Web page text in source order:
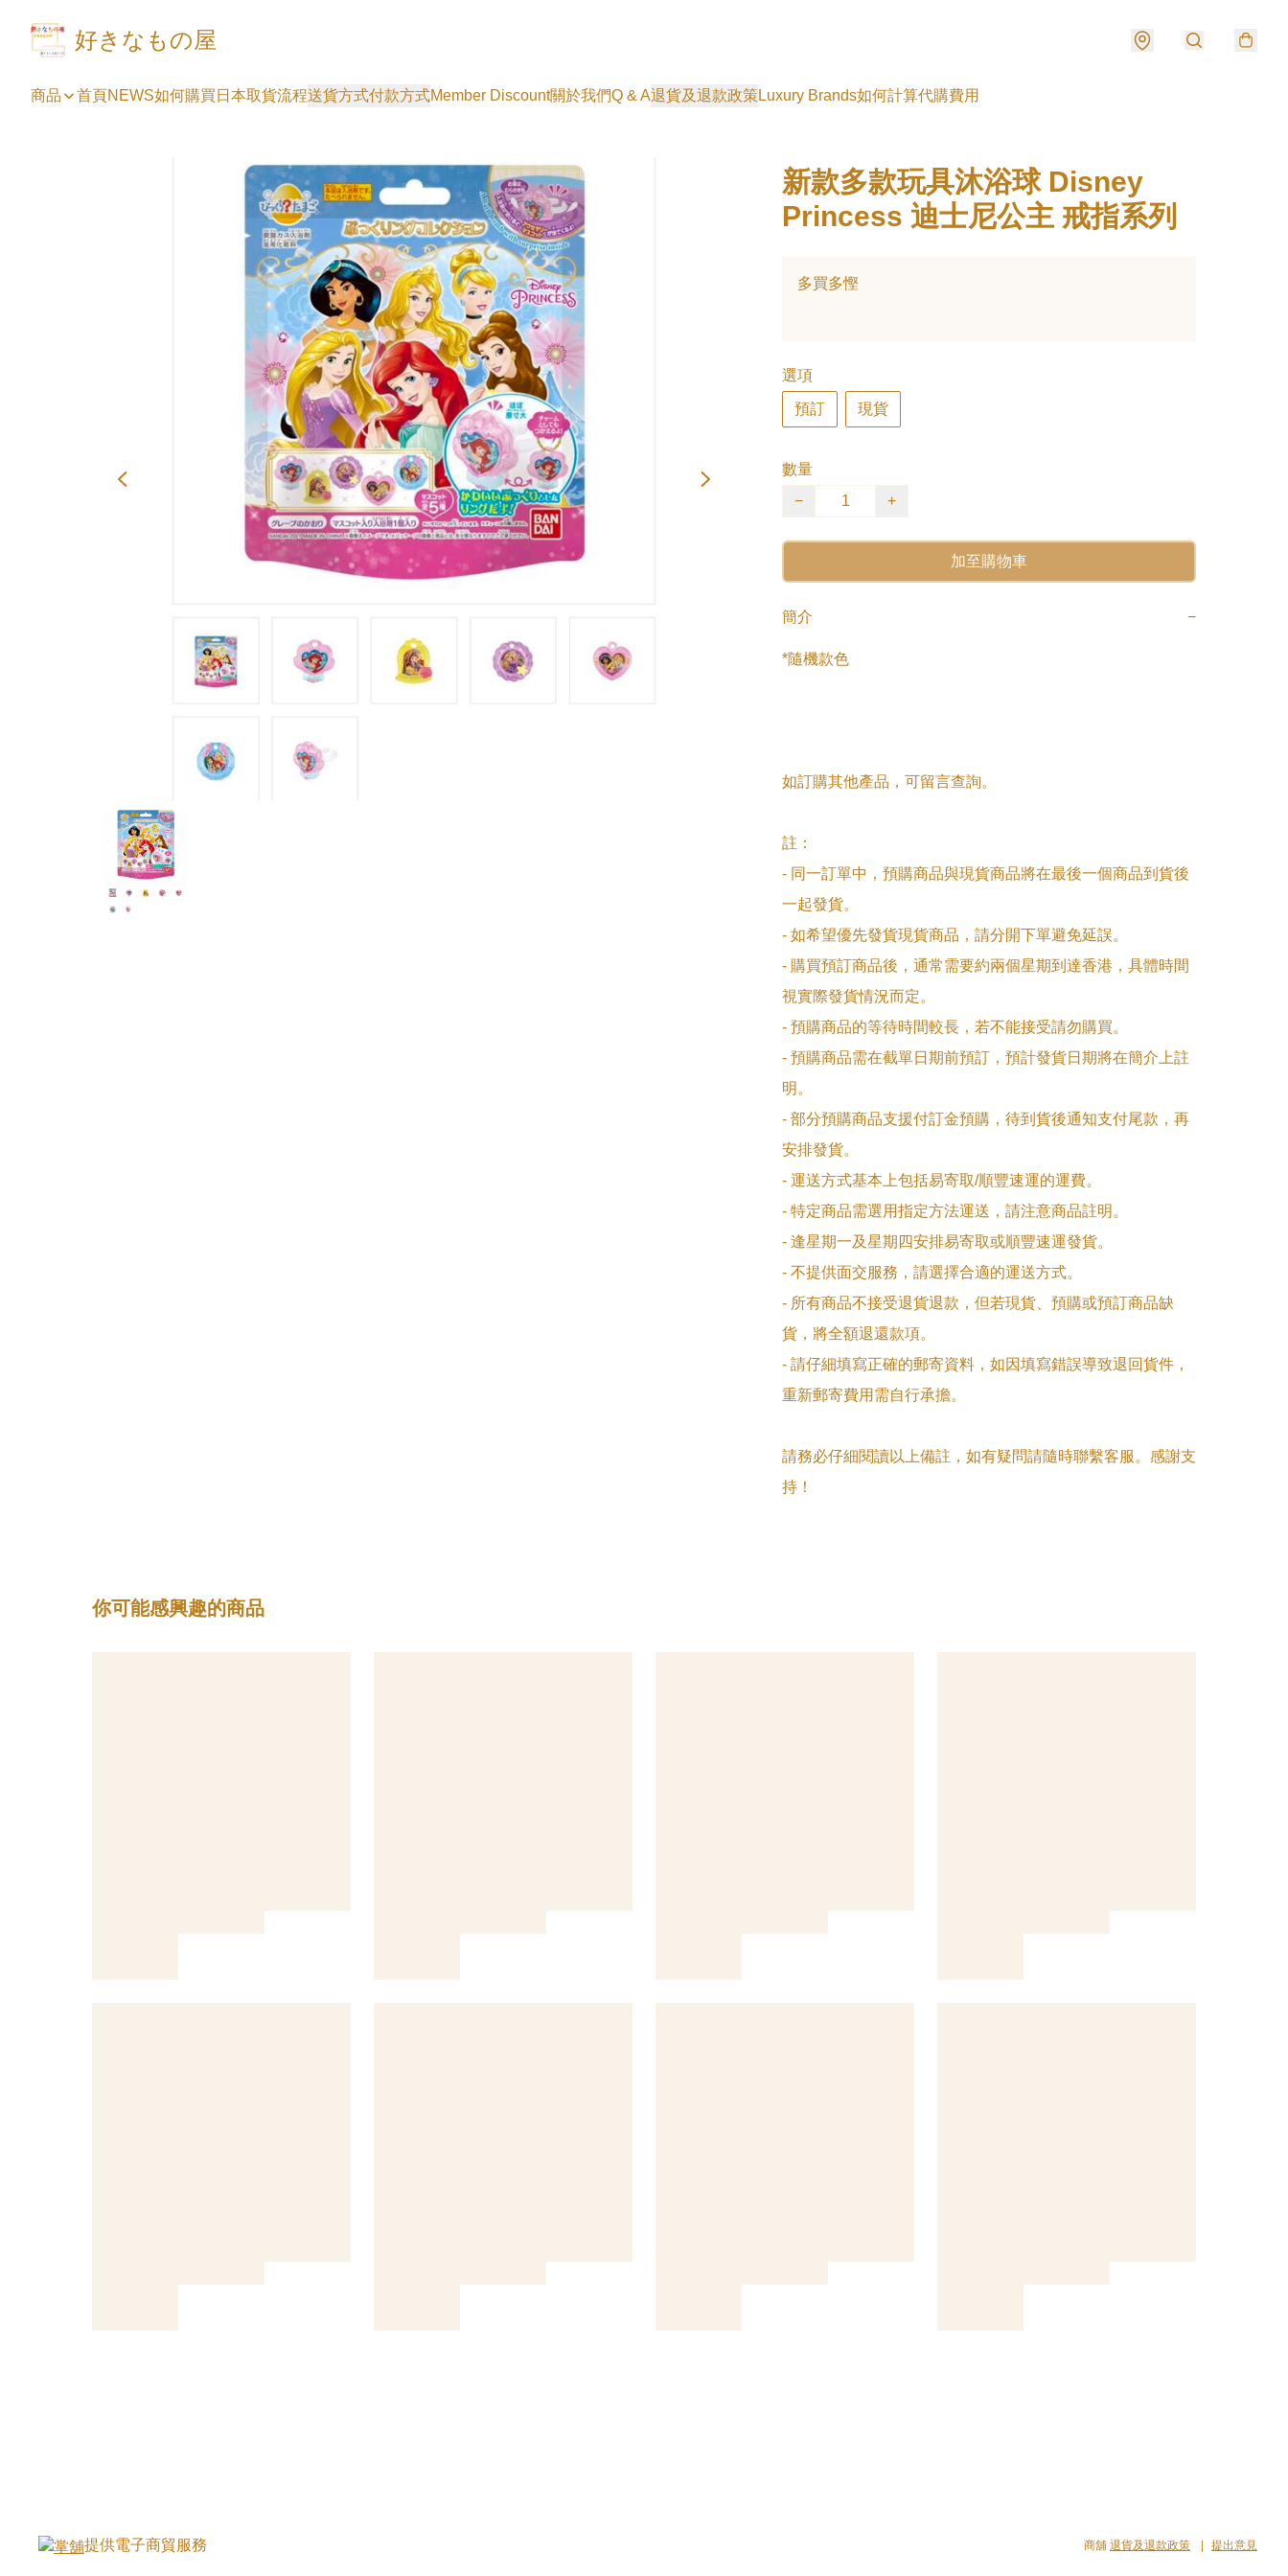
好きなもの屋
商品 首頁NEWS如何購買 日本取貨流程送貨方式付款方式Member Discount關於我們Q & A退貨及退款政策Luxury Brands如何計算代購費用
新款多款玩具沐浴球 Disney
Princess 迪士尼公主 戒指系列
多買多慳
選項
預訂 現貨
數量
−
+
加至購物車
簡介 −
*隨機款色
如訂購其他產品，可留言查詢。
註：
- 同一訂單中，預購商品與現貨商品將在最後一個商品到貨後
一起發貨。
- 如希望優先發貨現貨商品，請分開下單避免延誤。
- 購買預訂商品後，通常需要約兩個星期到達香港，具體時間
視實際發貨情況而定。
- 預購商品的等待時間較長，若不能接受請勿購買。
- 預購商品需在截單日期前預訂，預計發貨日期將在簡介上註
明。
- 部分預購商品支援付訂金預購，待到貨後通知支付尾款，再
安排發貨。
- 運送方式基本上包括易寄取/順豐速運的運費。
- 特定商品需選用指定方法運送，請注意商品註明。
- 逢星期一及星期四安排易寄取或順豐速運發貨。
- 不提供面交服務，請選擇合適的運送方式。
- 所有商品不接受退貨退款，但若現貨、預購或預訂商品缺
貨，將全額退還款項。
- 請仔細填寫正確的郵寄資料，如因填寫錯誤導致退回貨件，
重新郵寄費用需自行承擔。
請務必仔細閱讀以上備註，如有疑問請隨時聯繫客服。感謝支
持！
你可能感興趣的商品
提供電子商貿服務 商舖 退貨及退款政策 提出意見